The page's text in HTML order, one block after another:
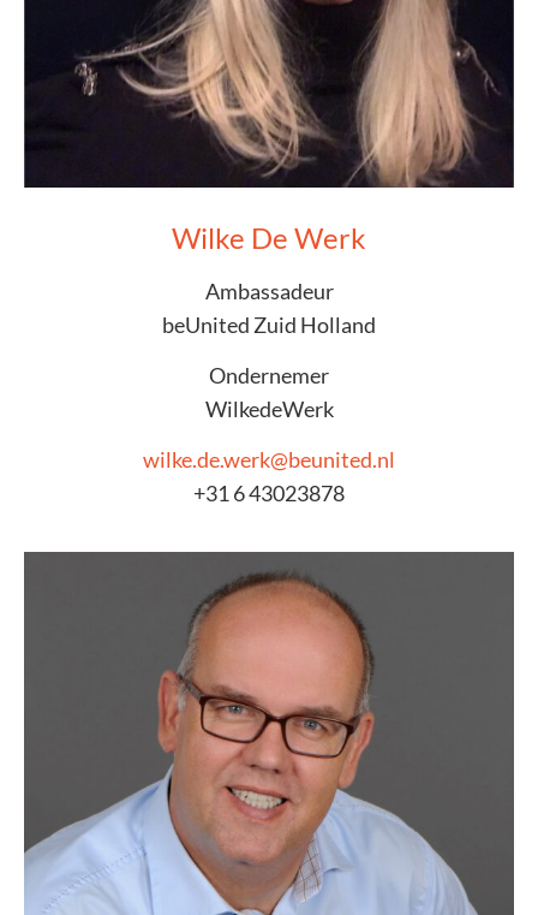
Wilke De Werk
Ambassadeur
beUnited Zuid Holland
Ondernemer
WilkedeWerk
wilke.de.werk@beunited.nl
+31 6 43023878